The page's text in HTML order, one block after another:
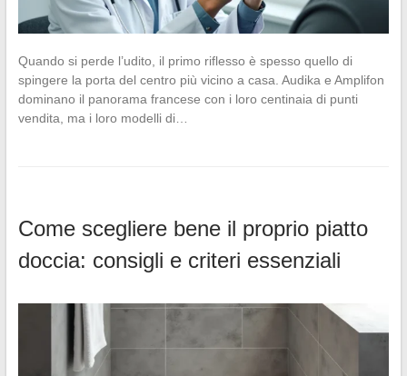
Quando si perde l’udito, il primo riflesso è spesso quello di
spingere la porta del centro più vicino a casa. Audika e Amplifon
dominano il panorama francese con i loro centinaia di punti
vendita, ma i loro modelli di…
Come scegliere bene il proprio piatto
doccia: consigli e criteri essenziali